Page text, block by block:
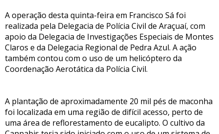
A operação desta quinta-feira em Francisco Sá foi
realizada pela Delegacia de Polícia Civil de Araçuaí, com
apoio da Delegacia de Investigações Especiais de Montes
Claros e da Delegacia Regional de Pedra Azul. A ação
também contou com o uso de um helicóptero da
Coordenação Aerotática da Polícia Civil.
A plantação de aproximadamente 20 mil pés de maconha
foi localizada em uma região de difícil acesso, perto de
uma área de reflorestamento de eucalipto. O cultivo da